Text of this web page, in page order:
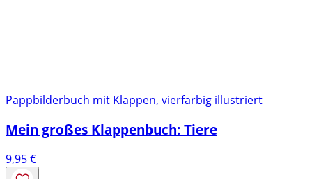
Pappbilderbuch mit Klappen, vierfarbig illustriert
Mein großes Klappenbuch: Tiere
9,95€